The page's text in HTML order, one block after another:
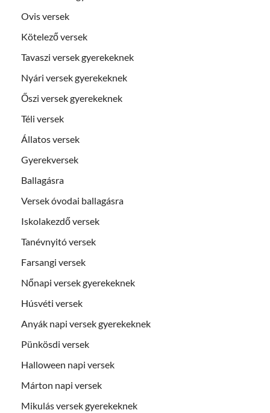
Ovis versek
Kötelező versek
Tavaszi versek gyerekeknek
Nyári versek gyerekeknek
Őszi versek gyerekeknek
Téli versek
Állatos versek
Gyerekversek
Ballagásra
Versek óvodai ballagásra
Iskolakezdő versek
Tanévnyitó versek
Farsangi versek
Nőnapi versek gyerekeknek
Húsvéti versek
Anyák napi versek gyerekeknek
Pünkösdi versek
Halloween napi versek
Márton napi versek
Mikulás versek gyerekeknek